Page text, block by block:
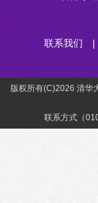
联系我们 |
版权所有(C)2026 清华
联系方式（